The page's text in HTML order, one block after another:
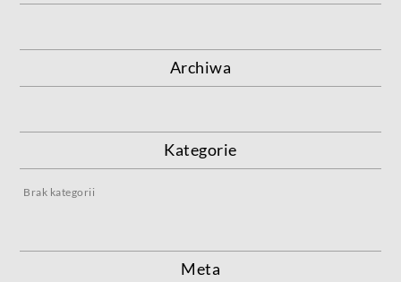
Archiwa
Kategorie
Brak kategorii
Meta